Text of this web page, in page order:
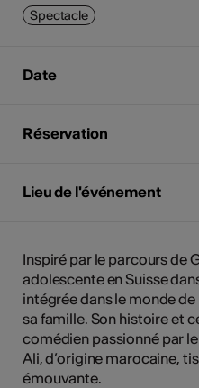
Spectacle
Date
Réservation
Lieu de l'événement
Inspiré par le parcours de
adolescente en Suisse
intégrée dans le monde
sa famille. Son histoire et
comédien passionné par
Ali, d’origine marocaine,
émouvante.